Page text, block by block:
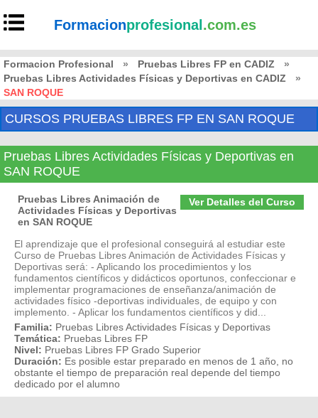
Formacionprofesional .com.es
Formacion Profesional » Pruebas Libres FP en CADIZ
»
Pruebas Libres Actividades Físicas y Deportivas en CADIZ
»
SAN ROQUE
CURSOS PRUEBAS LIBRES FP EN SAN ROQUE
Pruebas Libres Actividades Físicas y Deportivas en
SAN ROQUE
Ver Detalles del Curso
Pruebas Libres Animación de
Actividades Físicas y Deportivas
en SAN ROQUE
El aprendizaje que el profesional conseguirá al estudiar este
Curso de Pruebas Libres Animación de Actividades Físicas y
Deportivas será: - Aplicando los procedimientos y los
fundamentos científicos y didácticos oportunos, confeccionar e
implementar programaciones de enseñanza/animación de
actividades físico -deportivas individuales, de equipo y con
implemento. - Aplicar los fundamentos científicos y did...
Familia: Pruebas Libres Actividades Físicas y Deportivas
Temática: Pruebas Libres FP
Nivel: Pruebas Libres FP Grado Superior
Duración: Es posible estar preparado en menos de 1 año, no
obstante el tiempo de preparación real depende del tiempo
dedicado por el alumno